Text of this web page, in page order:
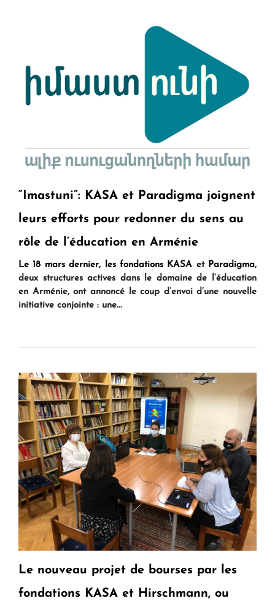
“Imastuni”: KASA et Paradigma joignent
leurs efforts pour redonner du sens au
rôle de l’éducation en Arménie
Le 18 mars dernier, les fondations KASA et Paradigma,
deux structures actives dans le domaine de l’éducation
en Arménie, ont annoncé le coup d’envoi d’une nouvelle
initiative conjointe : une...
Le nouveau projet de bourses par les
fondations KASA et Hirschmann, ou